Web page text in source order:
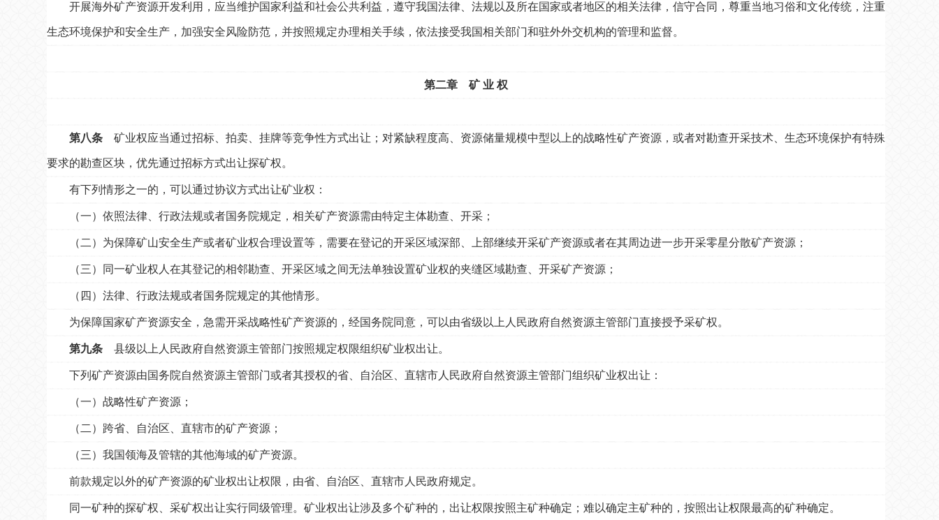
开展海外矿产资源开发利用，应当维护国家利益和社会公共利益，遵守我国法律、法规以及所在国家或者地区的相关法律，信守合同，尊重当地习俗和文化传统，注重
生态环境保护和安全生产，加强安全风险防范，并按照规定办理相关手续，依法接受我国相关部门和驻外外交机构的管理和监督。
第二章 矿 业 权
第八条 矿业权应当通过招标、拍卖、挂牌等竞争性方式出让；对紧缺程度高、资源储量规模中型以上的战略性矿产资源，或者对勘查开采技术、生态环境保护有特殊
要求的勘查区块，优先通过招标方式出让探矿权。
有下列情形之一的，可以通过协议方式出让矿业权：
（一）依照法律、行政法规或者国务院规定，相关矿产资源需由特定主体勘查、开采；
（二）为保障矿山安全生产或者矿业权合理设置等，需要在登记的开采区域深部、上部继续开采矿产资源或者在其周边进一步开采零星分散矿产资源；
（三）同一矿业权人在其登记的相邻勘查、开采区域之间无法单独设置矿业权的夹缝区域勘查、开采矿产资源；
（四）法律、行政法规或者国务院规定的其他情形。
为保障国家矿产资源安全，急需开采战略性矿产资源的，经国务院同意，可以由省级以上人民政府自然资源主管部门直接授予采矿权。
第九条 县级以上人民政府自然资源主管部门按照规定权限组织矿业权出让。
下列矿产资源由国务院自然资源主管部门或者其授权的省、自治区、直辖市人民政府自然资源主管部门组织矿业权出让：
（一）战略性矿产资源；
（二）跨省、自治区、直辖市的矿产资源；
（三）我国领海及管辖的其他海域的矿产资源。
前款规定以外的矿产资源的矿业权出让权限，由省、自治区、直辖市人民政府规定。
同一矿种的探矿权、采矿权出让实行同级管理。矿业权出让涉及多个矿种的，出让权限按照主矿种确定；难以确定主矿种的，按照出让权限最高的矿种确定。